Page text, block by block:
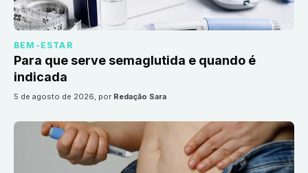
BEM-ESTAR
Para que serve semaglutida e quando é
indicada
5 de agosto de 2026, por Redação Sara